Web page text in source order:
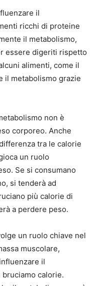
il
ricchi di proteine
il metabolismo,
essere digeriti rispetto
alimenti, come il
il metabolismo grazie
non è
corporeo. Anche
tra le calorie
un ruolo
Se si consumano
si tenderà ad
più calorie di
a perdere peso.
un ruolo chiave nel
muscolare,
il
calorie.